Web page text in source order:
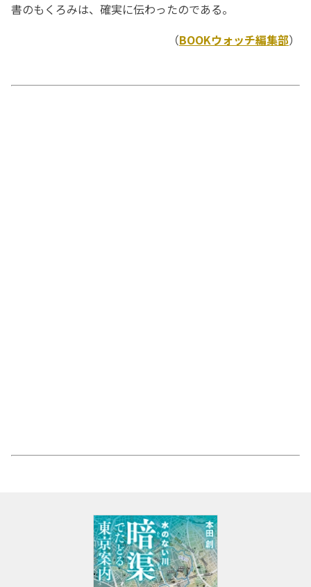
書のもくろみは、確実に伝わったのである。
（BOOKウォッチ編集部）